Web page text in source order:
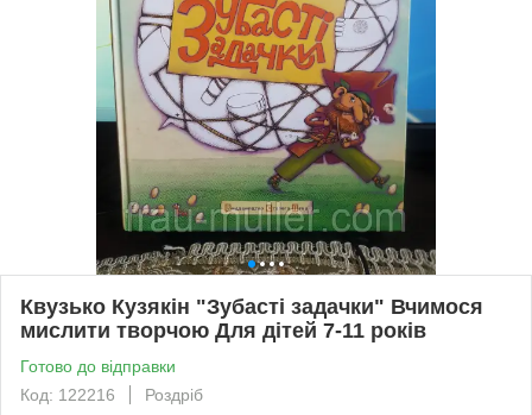
Квузько Кузякін "Зубасті задачки" Вчимося
мислити творчою Для дітей 7-11 років
Готово до відправки
Код: 122216
Роздріб